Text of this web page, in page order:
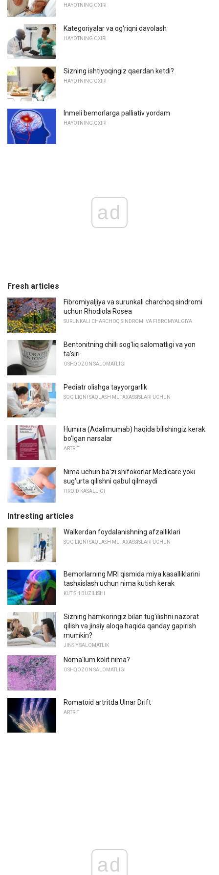
HAYOTNING OXIRI
Kategoriyalar va og'riqni davolash
HAYOTNING OXIRI
Sizning ishtiyoqingiz qaerdan ketdi?
HAYOTNING OXIRI
Inmeli bemorlarga palliativ yordam
HAYOTNING OXIRI
ad
Fresh articles
Fibromiyaljiya va surunkali charchoq sindromi
uchun Rhodiola Rosea
SURUNKALI CHARCHOQ SINDROMI VA FIBROMYALGIYA
Bentonitning chilli sog'liq salomatligi va yon
ta'siri
OSHQOZON SALOMATLIGI
Pediatr olishga tayyorgarlik
SOG'LIQNI SAQLASH MUTAXASSISLARI UCHUN
Humira (Adalimumab) haqida bilishingiz kerak
bo'lgan narsalar
ARTRIT
Nima uchun ba'zi shifokorlar Medicare yoki
sug'urta qilishni qabul qilmaydi
TIROID KASALLIGI
Intresting articles
Walkerdan foydalanishning afzalliklari
SOG'LIQNI SAQLASH MUTAXASSISLARI UCHUN
Bemorlarning MRI qismida miya kasalliklarini
tashxislash uchun nima kutish kerak
KUTISH BUZILISHI
Sizning hamkoringiz bilan tug'ilishni nazorat
qilish va jinsiy aloqa haqida qanday gapirish
mumkin?
JINSIY SALOMATLIK
Noma'lum kolit nima?
OSHQOZON SALOMATLIGI
Romatoid artritda Ulnar Drift
ARTRIT
ad